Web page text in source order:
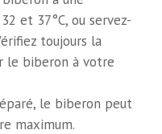
et 37°C, ou servez-
toujours la
le biberon à votre
le biberon peut
maximum.